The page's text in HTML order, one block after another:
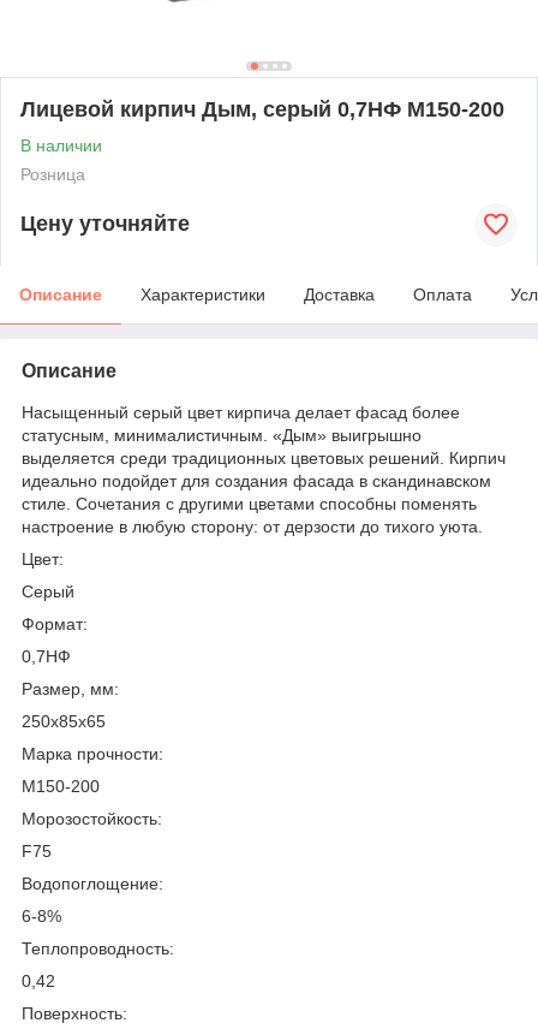
Лицевой кирпич Дым, серый 0,7НФ M150-200
В наличии
Розница
Цену уточняйте
Описание Характеристики Доставка Оплата
Описание
Насыщенный серый цвет кирпича делает фасад более
статусным, минималистичным. «Дым» выигрышно
выделяется среди традиционных цветовых решений. Кирпич
идеально подойдет для создания фасада в скандинавском
стиле. Сочетания с другими цветами способны поменять
настроение в любую сторону: от дерзости до тихого уюта.
Цвет:
Серый
Формат:
0,7НФ
Размер, мм:
250х85х65
Марка прочности:
M150-200
Морозостойкость:
F75
Водопоглощение:
6-8%
Теплопроводность:
0,42
Поверхность: